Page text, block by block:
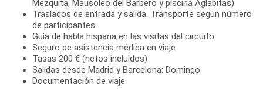
Mezquita, Mausoleo del Barbero y piscina Aglabitas)
Traslados de entrada y salida. Transporte según número
de participantes
Guía de habla hispana en las visitas del circuito
Seguro de asistencia médica en viaje
Tasas 200 € (netos incluidos)
Salidas desde Madrid y Barcelona: Domingo
Documentación de viaje